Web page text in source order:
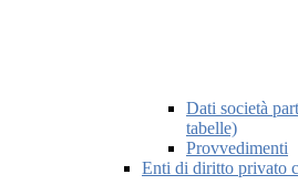
Dati società
tabelle)
Provvedimenti
Enti di diritto privato